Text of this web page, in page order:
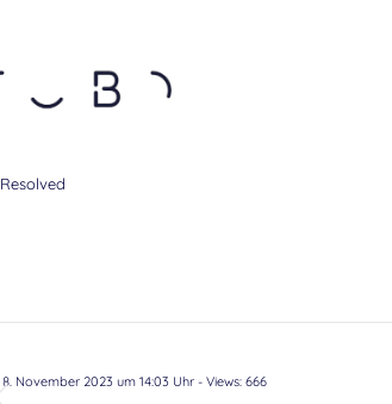
Resolved
8. November 2023 um 14:03 Uhr- Views: 666